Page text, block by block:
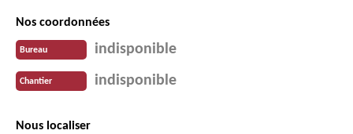
Nos coordonnées
Bureau indisponible
Chantier indisponible
Nous localiser